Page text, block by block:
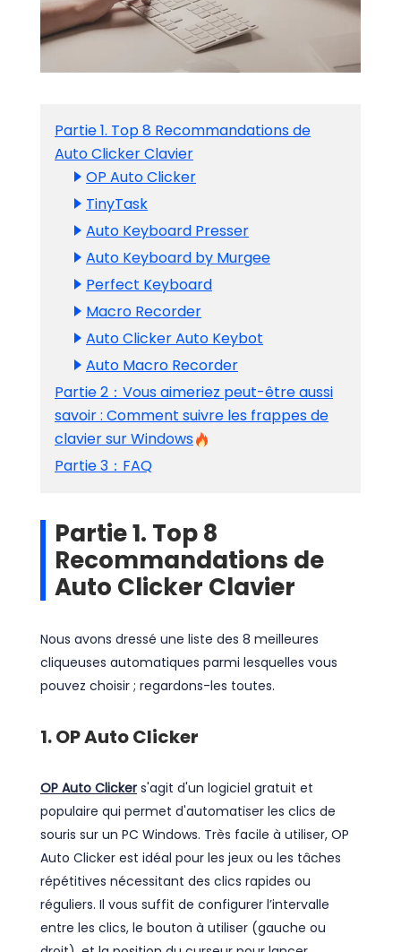
Partie 1. Top 8 Recommandations de
Auto Clicker Clavier
OP Auto Clicker
TinyTask
Auto Keyboard Presser
Auto Keyboard by Murgee
Perfect Keyboard
Macro Recorder
Auto Clicker Auto Keybot
Auto Macro Recorder
Partie 2：Vous aimeriez peut-être aussi
savoir : Comment suivre les frappes de
clavier sur Windows
Partie 3：FAQ
Partie 1. Top 8
Recommandations de
Auto Clicker Clavier
Nous avons dressé une liste des 8 meilleures
cliqueuses automatiques parmi lesquelles vous
pouvez choisir ; regardons-les toutes.
1. OP Auto Clicker
OP Auto Clicker s'agit d'un logiciel gratuit et
populaire qui permet d'automatiser les clics de
souris sur un PC Windows. Très facile à utiliser, OP
Auto Clicker est idéal pour les jeux ou les tâches
répétitives nécessitant des clics rapides ou
réguliers. Il vous suffit de configurer l’intervalle
entre les clics, le bouton à utiliser (gauche ou